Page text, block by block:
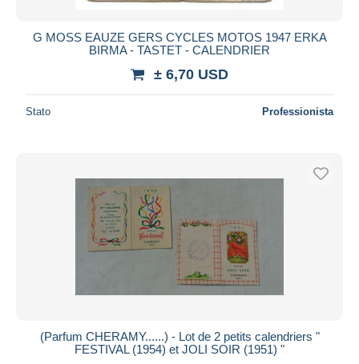
G MOSS EAUZE GERS CYCLES MOTOS 1947 ERKA
BIRMA - TASTET - CALENDRIER
± 6,70 USD
Stato Professionista
(Parfum CHERAMY......) - Lot de 2 petits calendriers "
FESTIVAL (1954) et JOLI SOIR (1951) "